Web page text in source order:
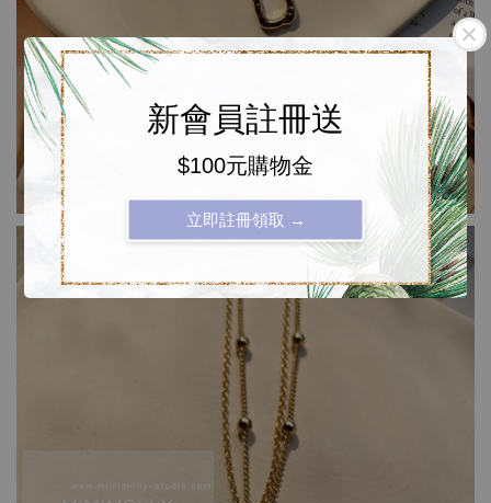
新會員註冊送
$100元購物金
立即註冊領取 →